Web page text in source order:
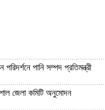
পরিদর্শনে পানি সম্পদ প্রতিমন্ত্রী
জেলা কমিটি অনুমোদন